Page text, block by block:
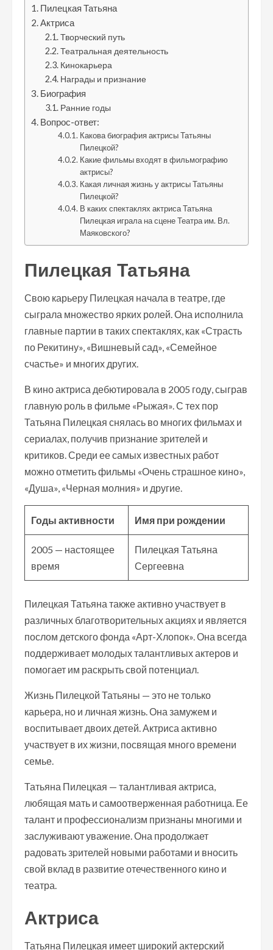
Пилецкая Татьяна
Актриса
Творческий путь
Театральная деятельность
Кинокарьера
Награды и признание
Биография
Ранние годы
Вопрос-ответ:
Какова биография актрисы Татьяны
Пилецкой?
Какие фильмы входят в фильмографию
актрисы?
Какая личная жизнь у актрисы Татьяны
Пилецкой?
В каких спектаклях актриса Татьяна
Пилецкая играла на сцене Театра им. Вл.
Маяковского?
Пилецкая Татьяна
Свою карьеру Пилецкая начала в театре, где
сыграла множество ярких ролей. Она исполнила
главные партии в таких спектаклях, как «Страсть
по Рекитину», «Вишневый сад», «Семейное
счастье» и многих других.
В кино актриса дебютировала в 2005 году, сыграв
главную роль в фильме «Рыжая». С тех пор
Татьяна Пилецкая снялась во многих фильмах и
сериалах, получив признание зрителей и
критиков. Среди ее самых известных работ
можно отметить фильмы «Очень страшное кино»,
«Душа», «Черная молния» и другие.
Годы активности Имя при рождении
2005 — настоящее
время
Пилецкая Татьяна
Сергеевна
Пилецкая Татьяна также активно участвует в
различных благотворительных акциях и является
послом детского фонда «Арт-Хлопок». Она всегда
поддерживает молодых талантливых актеров и
помогает им раскрыть свой потенциал.
Жизнь Пилецкой Татьяны — это не только
карьера, но и личная жизнь. Она замужем и
воспитывает двоих детей. Актриса активно
участвует в их жизни, посвящая много времени
семье.
Татьяна Пилецкая — талантливая актриса,
любящая мать и самоотверженная работница. Ее
талант и профессионализм признаны многими и
заслуживают уважение. Она продолжает
радовать зрителей новыми работами и вносить
свой вклад в развитие отечественного кино и
театра.
Актриса
Татьяна Пилецкая имеет широкий актерский